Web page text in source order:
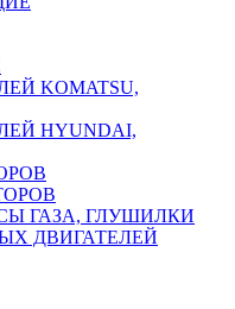
KOMATSU,
HYUNDAI,
ГАЗА, ГЛУШИЛКИ
ДВИГАТЕЛЕЙ